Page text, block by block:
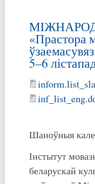
«Прастора
5–6
Шаноўныя
Інстытут
беларускай